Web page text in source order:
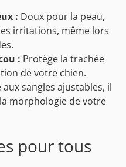
: Doux pour la peau,
irritations, même lors
: Protège la trachée
de votre chien.
aux sangles ajustables, il
morphologie de votre
pour tous